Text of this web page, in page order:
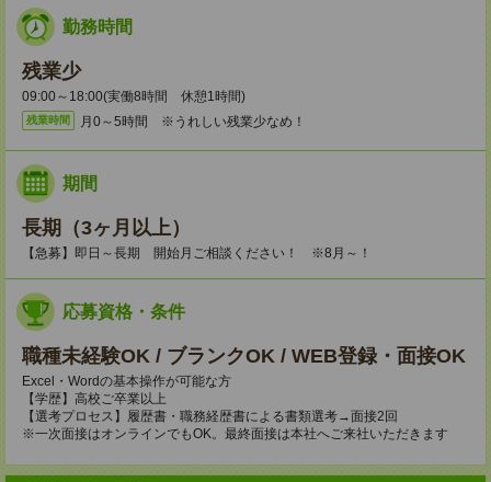
勤務時間
残業少
09:00～18:00(実働8時間 休憩1時間)
残業時間 月0～5時間 ※うれしい残業少なめ！
期間
長期（3ヶ月以上）
【急募】即日～長期 開始月ご相談ください！ ※8月～！
応募資格・条件
職種未経験OK / ブランクOK / WEB登録・面接OK
Excel・Wordの基本操作が可能な方
【学歴】高校ご卒業以上
【選考プロセス】履歴書・職務経歴書による書類選考→面接2回
※一次面接はオンラインでもOK。最終面接は本社へご来社いただきます